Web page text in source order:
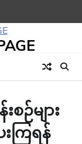
ဉ်များ
ကြရန်